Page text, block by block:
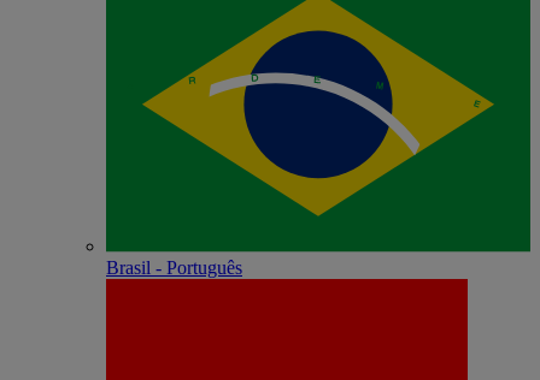
Brasil - Português